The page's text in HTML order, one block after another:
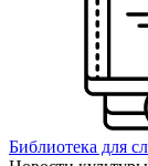
Библиотека для